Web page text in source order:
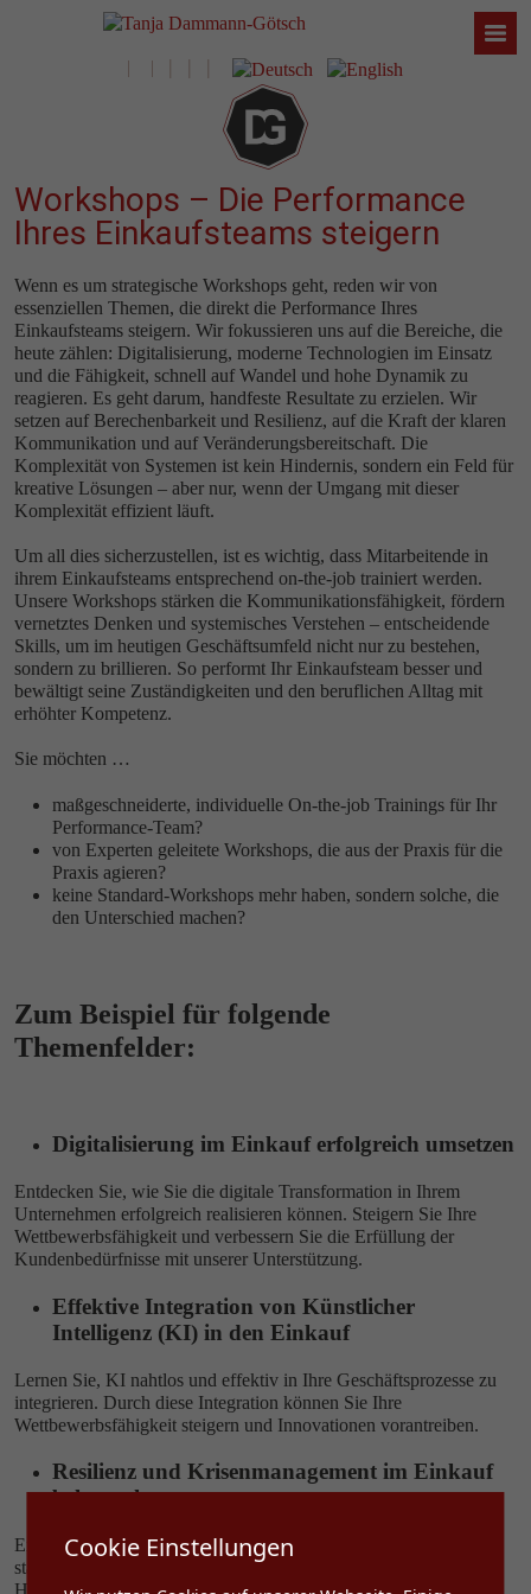
Workshops – Die Performance
Ihres Einkaufsteams steigern
Wenn es um strategische Workshops geht, reden wir von
essenziellen Themen, die direkt die Performance Ihres
Einkaufsteams steigern. Wir fokussieren uns auf die Bereiche, die
heute zählen: Digitalisierung, moderne Technologien im Einsatz
und die Fähigkeit, schnell auf Wandel und hohe Dynamik zu
reagieren. Es geht darum, handfeste Resultate zu erzielen. Wir
setzen auf Berechenbarkeit und Resilienz, auf die Kraft der klaren
Kommunikation und auf Veränderungsbereitschaft. Die
Komplexität von Systemen ist kein Hindernis, sondern ein Feld für
kreative Lösungen – aber nur, wenn der Umgang mit dieser
Komplexität effizient läuft.
Um all dies sicherzustellen, ist es wichtig, dass Mitarbeitende in
ihrem Einkaufsteams entsprechend on-the-job trainiert werden.
Unsere Workshops stärken die Kommunikationsfähigkeit, fördern
vernetztes Denken und systemisches Verstehen – entscheidende
Skills, um im heutigen Geschäftsumfeld nicht nur zu bestehen,
sondern zu brillieren. So performt Ihr Einkaufsteam besser und
bewältigt seine Zuständigkeiten und den beruflichen Alltag mit
erhöhter Kompetenz.
Sie möchten …
maßgeschneiderte, individuelle On-the-job Trainings für Ihr
Performance-Team?
von Experten geleitete Workshops, die aus der Praxis für die
Praxis agieren?
keine Standard-Workshops mehr haben, sondern solche, die
den Unterschied machen?
Zum Beispiel für folgende
Themenfelder:
Digitalisierung im Einkauf erfolgreich umsetzen
Entdecken Sie, wie Sie die digitale Transformation in Ihrem
Unternehmen erfolgreich realisieren können. Steigern Sie Ihre
Wettbewerbsfähigkeit und verbessern Sie die Erfüllung der
Kundenbedürfnisse mit unserer Unterstützung.
Effektive Integration von Künstlicher
Intelligenz (KI) in den Einkauf
Lernen Sie, KI nahtlos und effektiv in Ihre Geschäftsprozesse zu
integrieren. Durch diese Integration können Sie Ihre
Wettbewerbsfähigkeit steigern und Innovationen vorantreiben.
Resilienz und Krisenmanagement im Einkauf
beherrschen
Entwickeln Sie die Fähigkeiten, auch in turbulenten Zeiten
standhaft zu bleiben. Bereiten Sie sich auf unerwartete
Cookie Einstellungen